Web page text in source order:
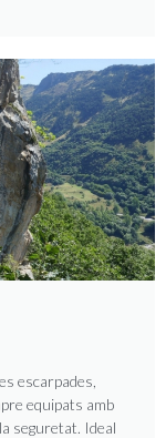
escarpades,
equipats amb
seguretat. Ideal